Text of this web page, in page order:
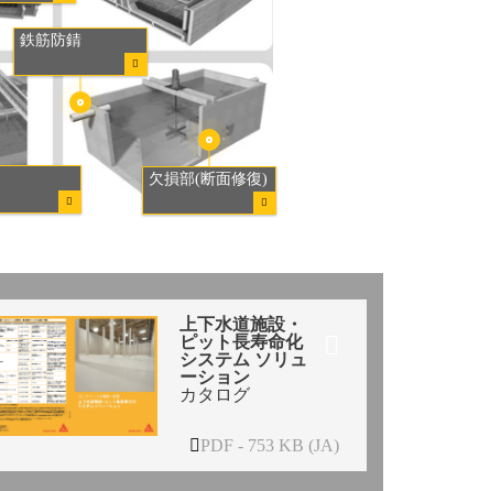
欠損部(断面修復)
鉄筋防錆
上下水道施設・
ピット長寿命化
システム ソリュ
ーション
カタログ
PDF - 753 KB (JA)